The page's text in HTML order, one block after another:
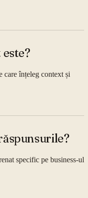
care înțeleg context și
specific pe business-ul